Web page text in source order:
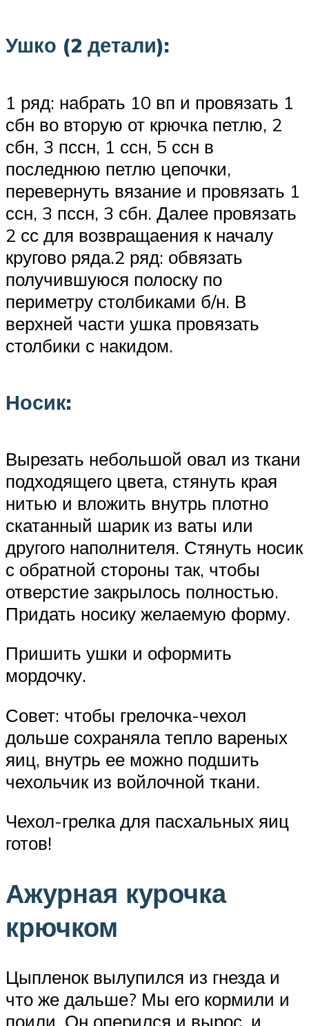
Ушко (2 детали):
1 ряд: набрать 10 вп и провязать 1
сбн во вторую от крючка петлю, 2
сбн, 3 пссн, 1 ссн, 5 ссн в
последнюю петлю цепочки,
перевернуть вязание и провязать 1
ссн, 3 пссн, 3 сбн. Далее провязать
2 сс для возвращаения к началу
кругово ряда.2 ряд: обвязать
получившуюся полоску по
периметру столбиками б/н. В
верхней части ушка провязать
столбики с накидом.
Носик:
Вырезать небольшой овал из ткани
подходящего цвета, стянуть края
нитью и вложить внутрь плотно
скатанный шарик из ваты или
другого наполнителя. Стянуть носик
с обратной стороны так, чтобы
отверстие закрылось полностью.
Придать носику желаемую форму.
Пришить ушки и оформить
мордочку.
Совет: чтобы грелочка-чехол
дольше сохраняла тепло вареных
яиц, внутрь ее можно подшить
чехольчик из войлочной ткани.
Чехол-грелка для пасхальных яиц
готов!
Ажурная курочка
крючком
Цыпленок вылупился из гнезда и
что же дальше? Мы его кормили и
поили. Он оперился и вырос, и